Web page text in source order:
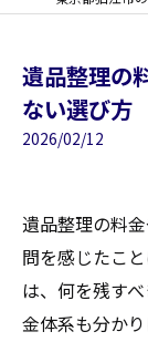
遺品整理の
ない選び方
2026/02/12
遺品整理の料
問を感じたこ
は、何を残す
金体系も分か